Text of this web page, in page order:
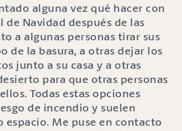
alguna vez qué hacer con
de Navidad después de las
a algunas personas tirar sus
de la basura, a otras dejar los
junto a su casa y a otras
para que otras personas
Todas estas opciones
de incendio y suelen
espacio. Me puse en contacto